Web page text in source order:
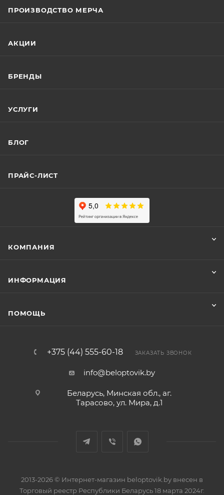
ПРОИЗВОДСТВО МЕРЧА
АКЦИИ
БРЕНДЫ
УСЛУГИ
БЛОГ
ПРАЙС-ЛИСТ
КОМПАНИЯ
ИНФОРМАЦИЯ
ПОМОЩЬ
+375 (44) 555-60-18 ЗАКАЗАТЬ ЗВОНОК
info@beloptovik.by
Беларусь, Минская обл., аг.
Тарасово, ул. Мира, д.1
2013-2026 © Интернет-магазин beloptovik.by внесен в
Торговый реестр Республики Беларусь 18 марта 2024г.